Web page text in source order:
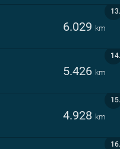
13.
6.029 km
14.
5.426 km
15.
4.928 km
16.